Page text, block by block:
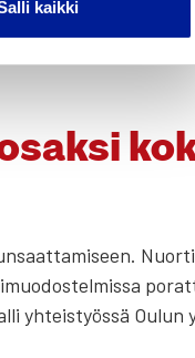
kaikki
osa tule­vai­suut­ta.
yhteis­työs­sä Oulun